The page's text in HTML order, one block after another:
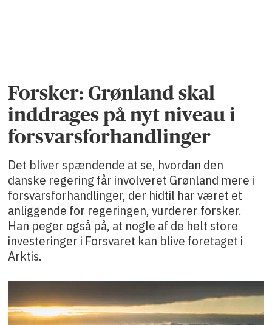
Forsker: Grønland skal
inddrages på nyt niveau i
forsvarsforhandlinger
Det bliver spændende at se, hvordan den
danske regering får involveret Grønland mere i
forsvarsforhandlinger, der hidtil har været et
anliggende for regeringen, vurderer forsker.
Han peger også på, at nogle af de helt store
investeringer i Forsvaret kan blive foretaget i
Arktis.